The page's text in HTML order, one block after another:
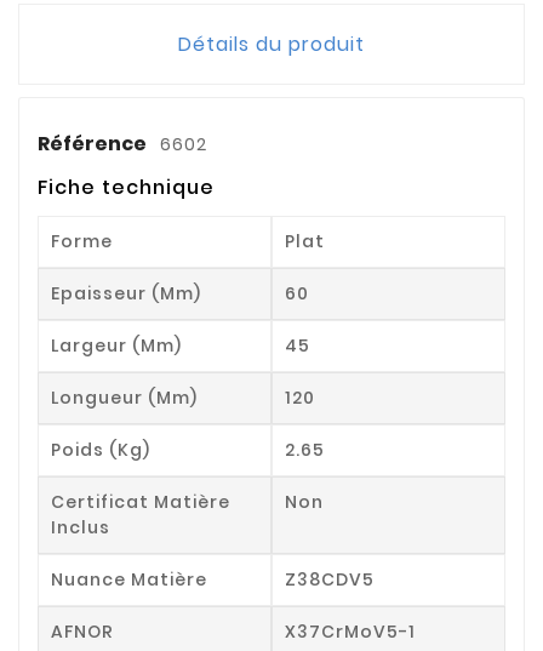
Détails du produit
Référence 6602
Fiche technique
Forme Plat
Epaisseur (mm) 60
Largeur (mm) 45
Longueur (mm) 120
Poids (kg) 2.65
Certificat Matière
Inclus
Non
Nuance Matière Z38CDV5
AFNOR X37CrMoV5-1